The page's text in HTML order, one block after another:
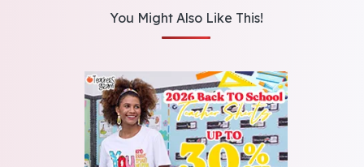
You Might Also Like This!